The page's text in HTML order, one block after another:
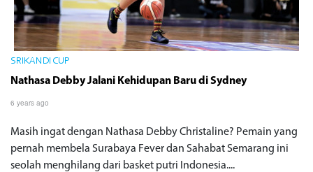
SRIKANDI CUP
Nathasa Debby Jalani Kehidupan Baru di Sydney
6 years ago
Masih ingat dengan Nathasa Debby Christaline? Pemain yang
pernah membela Surabaya Fever dan Sahabat Semarang ini
seolah menghilang dari basket putri Indonesia....